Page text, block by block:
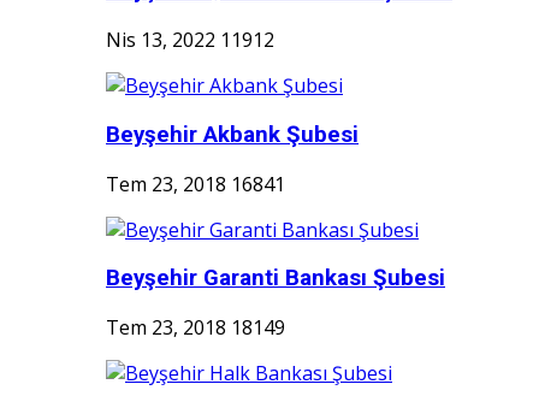
Nis 13, 2022 11912
Beyşehir Akbank Şubesi
Tem 23, 2018 16841
Beyşehir Garanti Bankası Şubesi
Tem 23, 2018 18149